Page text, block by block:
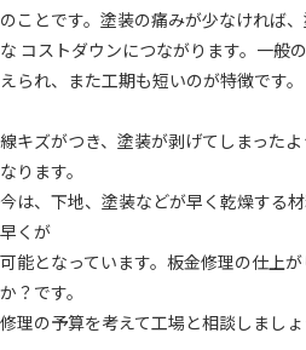
のことです。塗装の痛みが少なければ
な コストダウンにつながります。一般
えられ、また工期も短いのが特徴です。
線キズがつき、塗装が剥げてしまった
なります。
今は、下地、塗装などが早く乾燥する
早くが
可能となっています。板金修理の仕上
か？です。
修理の予算を考えて工場と相談しましょ